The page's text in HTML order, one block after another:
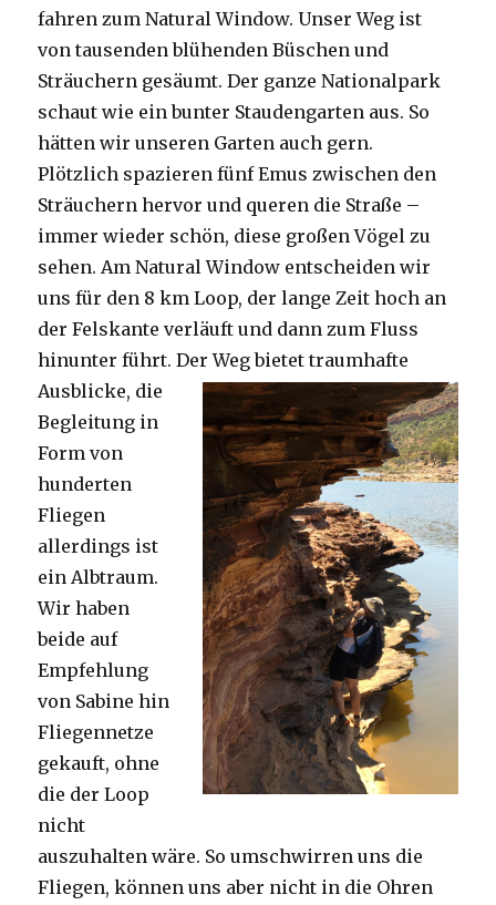
fahren zum Natural Window. Unser Weg ist
von tausenden blühenden Büschen und
Sträuchern gesäumt. Der ganze Nationalpark
schaut wie ein bunter Staudengarten aus. So
hätten wir unseren Garten auch gern.
Plötzlich spazieren fünf Emus zwischen den
Sträuchern hervor und queren die Straße –
immer wieder schön, diese großen Vögel zu
sehen. Am Natural Window entscheiden wir
uns für den 8 km Loop, der lange Zeit hoch an
der Felskante verläuft und dann zum Fluss
hinunter führt. Der Weg bietet traumhafte
Ausblicke, die
Begleitung in
Form von
hunderten
Fliegen
allerdings ist
ein Albtraum.
Wir haben
beide auf
Empfehlung
von Sabine hin
Fliegennetze
gekauft, ohne
die der Loop
nicht
auszuhalten wäre. So umschwirren uns die
Fliegen, können uns aber nicht in die Ohren